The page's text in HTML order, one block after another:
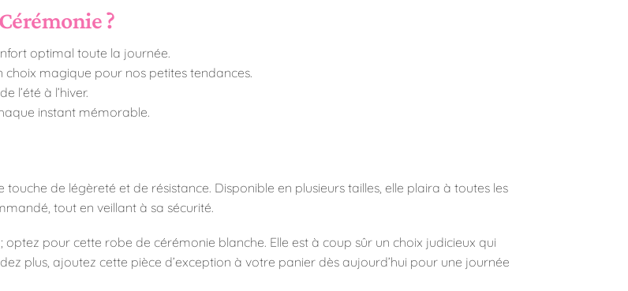
?
optimal toute la journée.
choix magique pour nos petites tendances.
l’été à l’hiver.
instant mémorable.
de légèreté et de résistance. Disponible en plusieurs tailles, elle plaira à toutes les
tout en veillant à sa sécurité.
pour cette robe de cérémonie blanche. Elle est à coup sûr un choix judicieux qui
plus, ajoutez cette pièce d’exception à votre panier dès aujourd’hui pour une journée